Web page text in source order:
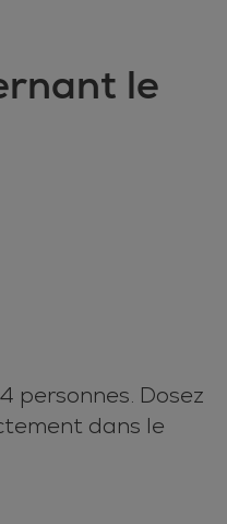
le
personnes. Dosez
dans le